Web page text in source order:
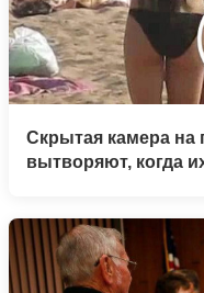
Скрытая камера
вытворяют, когда